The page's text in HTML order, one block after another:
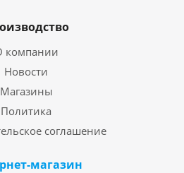
компании
Новости
Магазины
Политика
соглашение
магазин